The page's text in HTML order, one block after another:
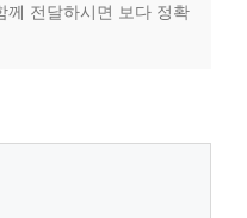
께 전달하시면 보다 정확